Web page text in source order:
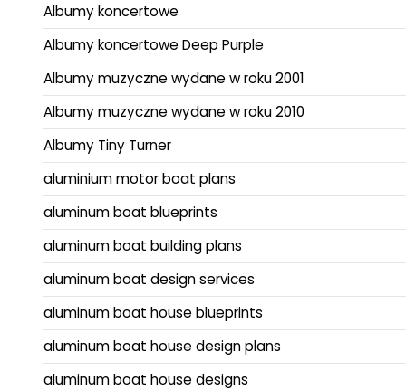
Albumy koncertowe
Albumy koncertowe Deep Purple
Albumy muzyczne wydane w roku 2001
Albumy muzyczne wydane w roku 2010
Albumy Tiny Turner
aluminium motor boat plans
aluminum boat blueprints
aluminum boat building plans
aluminum boat design services
aluminum boat house blueprints
aluminum boat house design plans
aluminum boat house designs